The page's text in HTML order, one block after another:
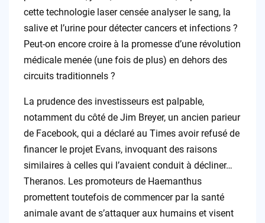
cette technologie laser censée analyser le sang, la
salive et l’urine pour détecter cancers et infections ?
Peut-on encore croire à la promesse d’une révolution
médicale menée (une fois de plus) en dehors des
circuits traditionnels ?
La prudence des investisseurs est palpable,
notamment du côté de Jim Breyer, un ancien parieur
de Facebook, qui a déclaré au Times avoir refusé de
financer le projet Evans, invoquant des raisons
similaires à celles qui l’avaient conduit à décliner…
Theranos. Les promoteurs de Haemanthus
promettent toutefois de commencer par la santé
animale avant de s’attaquer aux humains et visent